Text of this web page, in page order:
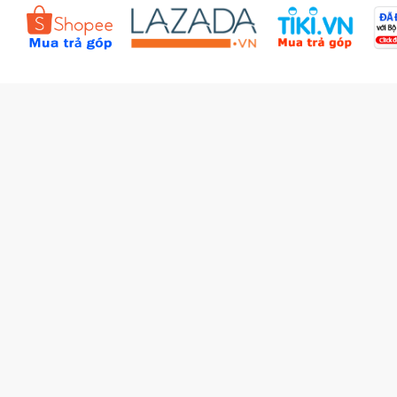
Câu hỏi thường gặp (FAQs)
Kiểm tra đơn hàng
Đặt hàng theo yêu cầu